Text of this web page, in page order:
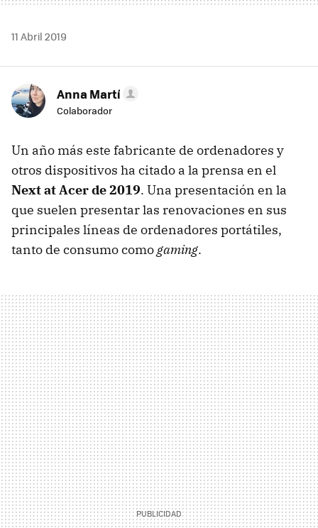
11 Abril 2019
Anna Martí
Colaborador
Un año más este fabricante de ordenadores y
otros dispositivos ha citado a la prensa en el
Next at Acer de 2019. Una presentación en la
que suelen presentar las renovaciones en sus
principales líneas de ordenadores portátiles,
tanto de consumo comogaming.